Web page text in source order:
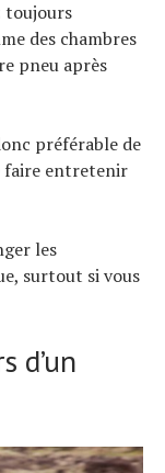
toujours
des chambres
pneu après
préférable de
faire entretenir
les
surtout si vous
d’un